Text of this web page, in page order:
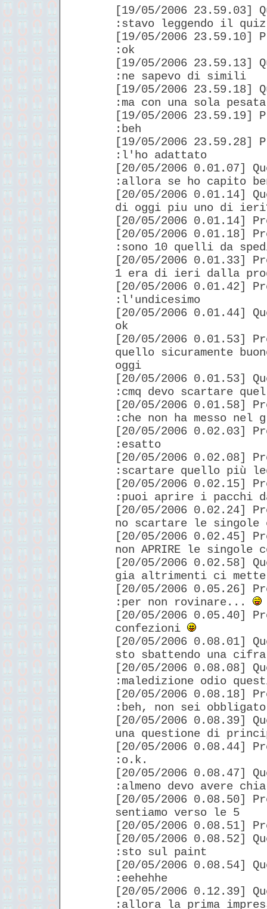
[19/05/2006 23.59.03]
:stavo leggendo il quiz
[19/05/2006 23.59.10]
:ok
[19/05/2006 23.59.13]
:ne sapevo di simili
[19/05/2006 23.59.18]
:ma con una sola
[19/05/2006 23.59.19]
:beh
[19/05/2006 23.59.28]
:l'ho adattato
[20/05/2006 0.01.07]
:allora se ho capito
[20/05/2006 0.01.14]
di oggi piu uno di
[20/05/2006 0.01.14]
[20/05/2006 0.01.18]
:sono 10 quelli da
[20/05/2006 0.01.33]
1 era di ieri dalla
[20/05/2006 0.01.42]
:l'undicesimo
[20/05/2006 0.01.44]
ok
[20/05/2006 0.01.53]
quello sicuramente
oggi
[20/05/2006 0.01.53]
:cmq devo scartare
[20/05/2006 0.01.58]
:che non ha messo nel
[20/05/2006 0.02.03]
:esatto
[20/05/2006 0.02.08]
:scartare quello più
[20/05/2006 0.02.15]
:puoi aprire i pacchi
[20/05/2006 0.02.24]
no scartare le singole
[20/05/2006 0.02.45]
non APRIRE le singole
[20/05/2006 0.02.58]
gia altrimenti ci
[20/05/2006 0.05.26]
:per non rovinare...
[20/05/2006 0.05.40]
confezioni
[20/05/2006 0.08.01]
sto sbattendo una cifra
[20/05/2006 0.08.08]
:maledizione odio
[20/05/2006 0.08.18]
:beh, non sei
[20/05/2006 0.08.39]
una questione di
[20/05/2006 0.08.44]
:o.k.
[20/05/2006 0.08.47]
:almeno devo avere
[20/05/2006 0.08.50]
sentiamo verso le 5
[20/05/2006 0.08.51]
[20/05/2006 0.08.52]
:sto sul paint
[20/05/2006 0.08.54]
:eehehhe
[20/05/2006 0.12.39]
:allora la prima